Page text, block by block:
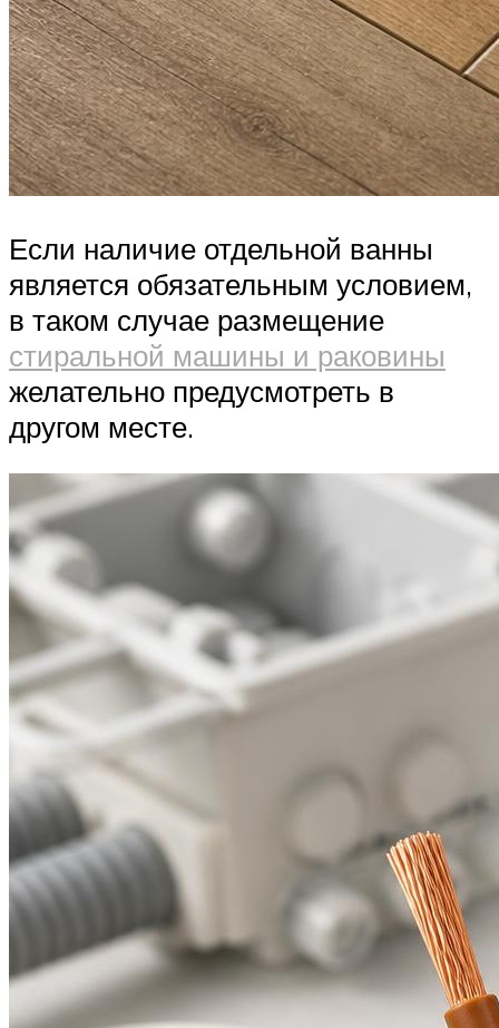
Если наличие отдельной ванны
является обязательным условием,
в таком случае размещение
стиральной машины и раковины
желательно предусмотреть в
другом месте.